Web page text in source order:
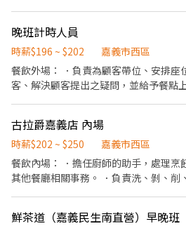
退、免費員工飲品、生日禮金、三節禮
打烊津貼、特休代金、尾牙
晚班計時人員
時薪$196 ~ $202
嘉義市西區
餐飲外場： ．負責為顧客帶位、安排座
客、解決顧客提出之疑問，並給予餐點
負責結帳、收銀等工作。 餐飲內場：
前與烹飪中之準備工作與其他餐廳相關
切各種食材。 ．負責清理工作環境、設
所需要的食材。 ．協助測量食材的容量
古拉爵嘉義店 內場
時薪$202 ~ $250
嘉義市西區
餐飲內場： ．擔任廚師的助手，處理烹
其他餐廳相關事務。 ．負責洗、剝、削
鮮茶道（嘉義民生南直營）早晚班